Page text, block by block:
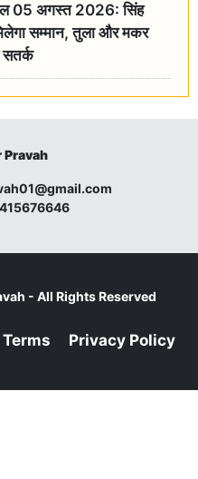
05 अगस्त 2026: सिंह
सम्मान, तुला और मकर
सतर्क
Pravah
- All Rights Reserved
Terms Privacy Policy